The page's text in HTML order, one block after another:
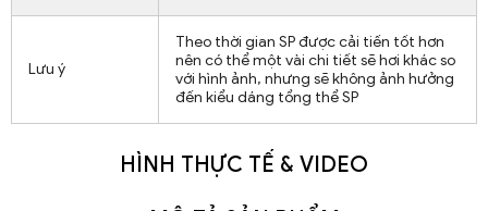
Lưu ý
Theo thời gian SP được cải tiến tốt hơn
nên có thể một vài chi tiết sẽ hơi khác so
với hình ảnh, nhưng sẽ không ảnh hưởng
đến kiểu dáng tổng thể SP
HÌNH THỰC TẾ & VIDEO